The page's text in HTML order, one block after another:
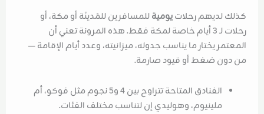
كذلك لديهم رحلاتيومية للمسافرين للمَدينَة أو مكة، أو
رحلات لـ 3 أيام خاصة لمكة فقط. هذه المرونة تعني أن
المعتمر يختار ما يناسب جدوله، ميزانيته، وعدد أيام الإقامة —
من دون ضغط أو قيود صارمة.
الفنادق المتاحة تتراوح بين 4 و5 نجوم مثل فوكو، أم
ملينيوم، وهوليدي إن لتناسب مختلف الفئات.